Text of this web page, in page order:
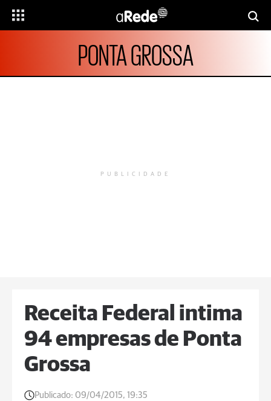
PONTA GROSSA
PUBLICIDADE
Receita Federal intima
94 empresas de Ponta
Grossa
Publicado: 09/04/2015, 19:35